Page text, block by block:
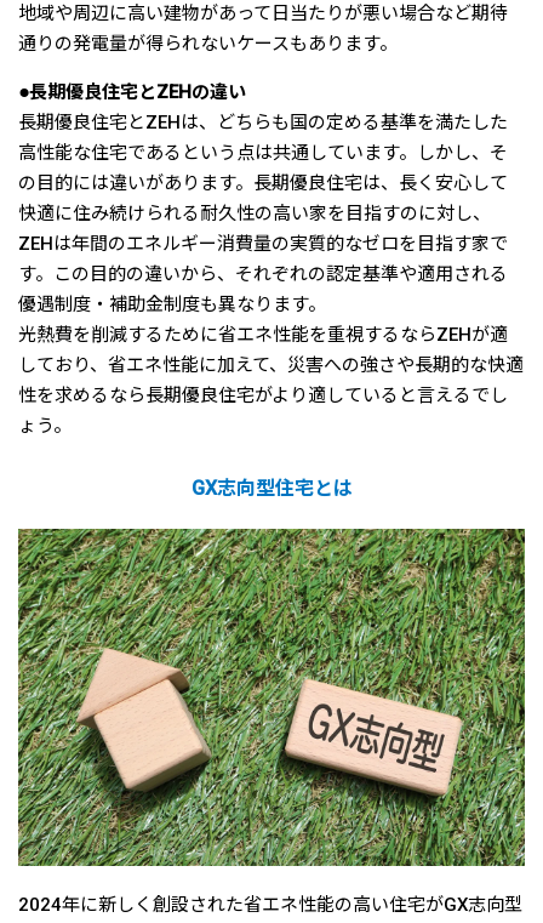
地域や周辺に高い建物があって日当たりが悪い場合など期待
通りの発電量が得られないケースもあります。
●長期優良住宅とZEHの違い
長期優良住宅とZEHは、どちらも国の定める基準を満たした
高性能な住宅であるという点は共通しています。しかし、そ
の目的には違いがあります。長期優良住宅は、長く安心して
快適に住み続けられる耐久性の高い家を目指すのに対し、
ZEHは年間のエネルギー消費量の実質的なゼロを目指す家で
す。この目的の違いから、それぞれの認定基準や適用される
優遇制度・補助金制度も異なります。
光熱費を削減するために省エネ性能を重視するならZEHが適
しており、省エネ性能に加えて、災害への強さや長期的な快適
性を求めるなら長期優良住宅がより適していると言えるでし
ょう。
GX志向型住宅とは
2024年に新しく創設された省エネ性能の高い住宅がGX志向型